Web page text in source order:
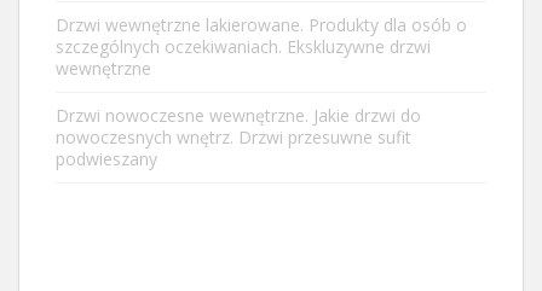
Drzwi wewnętrzne lakierowane. Produkty dla osób o
szczególnych oczekiwaniach. Ekskluzywne drzwi
wewnętrzne
Drzwi nowoczesne wewnętrzne. Jakie drzwi do
nowoczesnych wnętrz. Drzwi przesuwne sufit
podwieszany